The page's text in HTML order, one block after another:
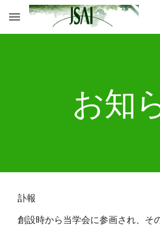
Skip to main content
お知
訃報
創設時から当学会に参画され、そ